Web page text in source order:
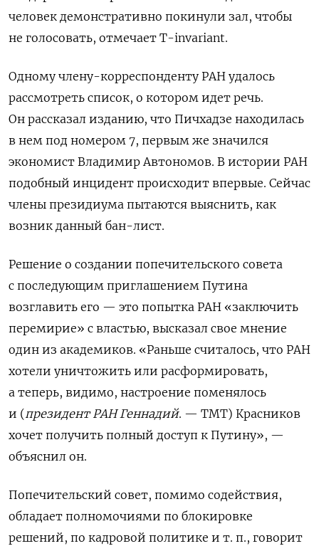
человек демонстративно покинули зал, чтобы
не голосовать, отмечает T-invariant.
Одному члену-корреспонденту РАН удалось
рассмотреть список, о котором идет речь.
Он рассказал изданию, что Пичхадзе находилась
в нем под номером 7, первым же значился
экономист Владимир Автономов. В истории РАН
подобный инцидент происходит впервые. Сейчас
члены президиума пытаются выяснить, как
возник данный бан-лист.
Решение о создании попечительского совета
с последующим приглашением Путина
возглавить его — это попытка РАН «заключить
перемирие» с властью, высказал свое мнение
один из академиков. «Раньше считалось, что РАН
хотели уничтожить или расформировать,
а теперь, видимо, настроение поменялось
и (президент РАН Геннадий. — ТМТ) Красников
хочет получить полный доступ к Путину», —
объяснил он.
Попечительский совет, помимо содействия,
обладает полномочиями по блокировке
решений, по кадровой политике и т. п., говорит